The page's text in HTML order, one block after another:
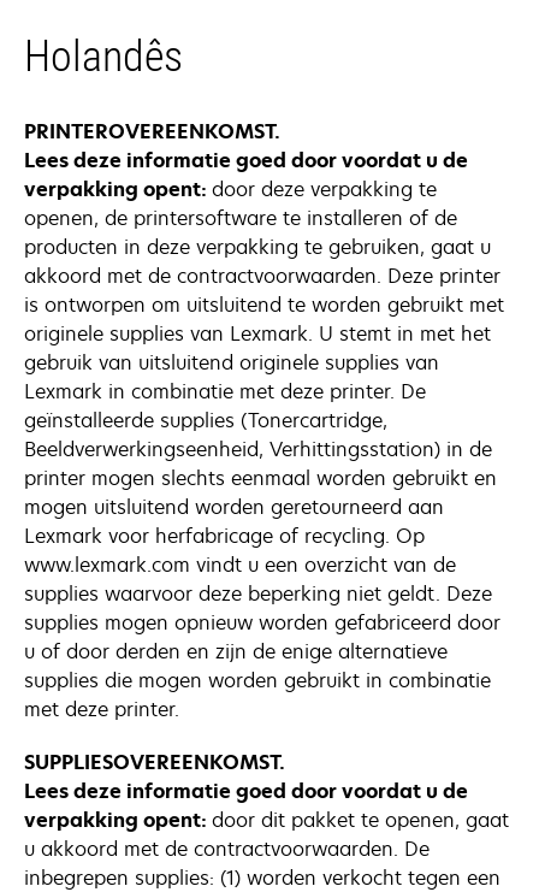
Holandês
PRINTEROVEREENKOMST.
Lees deze informatie goed door voordat u de
verpakking opent: door deze verpakking te
openen, de printersoftware te installeren of de
producten in deze verpakking te gebruiken, gaat u
akkoord met de contractvoorwaarden. Deze printer
is ontworpen om uitsluitend te worden gebruikt met
originele supplies van Lexmark. U stemt in met het
gebruik van uitsluitend originele supplies van
Lexmark in combinatie met deze printer. De
geïnstalleerde supplies (Tonercartridge,
Beeldverwerkingseenheid, Verhittingsstation) in de
printer mogen slechts eenmaal worden gebruikt en
mogen uitsluitend worden geretourneerd aan
Lexmark voor herfabricage of recycling. Op
www.lexmark.com vindt u een overzicht van de
supplies waarvoor deze beperking niet geldt. Deze
supplies mogen opnieuw worden gefabriceerd door
u of door derden en zijn de enige alternatieve
supplies die mogen worden gebruikt in combinatie
met deze printer.
SUPPLIESOVEREENKOMST.
Lees deze informatie goed door voordat u de
verpakking opent: door dit pakket te openen, gaat
u akkoord met de contractvoorwaarden. De
inbegrepen supplies: (1) worden verkocht tegen een